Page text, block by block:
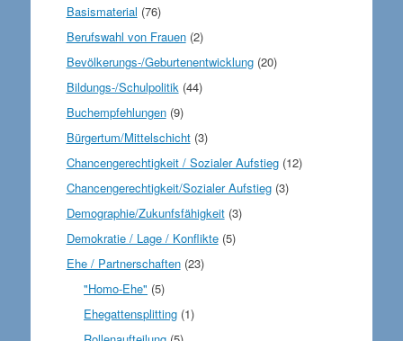
Basismaterial (76)
Berufswahl von Frauen(2)
Bevölkerungs-/Geburtenentwicklung(20)
Bildungs-/Schulpolitik(44)
Buchempfehlungen(9)
Bürgertum/Mittelschicht(3)
Chancengerechtigkeit / Sozialer Aufstieg(12)
Chancengerechtigkeit/Sozialer Aufstieg(3)
Demographie/Zukunfsfähigkeit(3)
Demokratie / Lage / Konflikte(5)
Ehe / Partnerschaften(23)
"Homo-Ehe" (5)
Ehegattensplitting (1)